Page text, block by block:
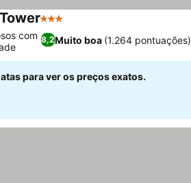
3 Estrelas
8,2Muito boa (1.264 pontuações)
com
para ver os preços exatos.